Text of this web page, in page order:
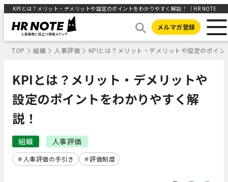
KPIとは？メリット・デメリットや設定のポイントをわかりやすく解説！ ｜HR NOTE
メルマガ登録
TOP 組織 人事評価 KPIとは？メリット・デメリットや設定のポイ
KPIとは？メリット・デメリットや
設定のポイントをわかりやすく解
説！
組織 人事評価
人事評価の手引き 評価制度